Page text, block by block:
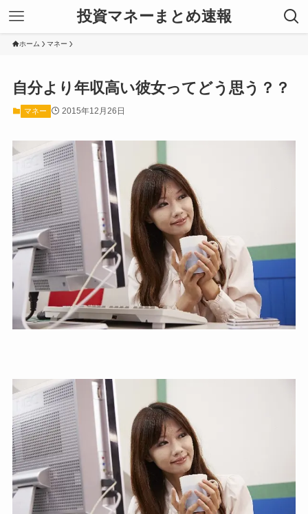
投資マネーまとめ速報
ホーム マネー
自分より年収高い彼女ってどう思う？？
マネー 2015年12月26日